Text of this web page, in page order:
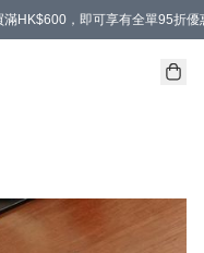
HK$600，即可享有全單95折優
物滿HK$680(折扣後），可享有